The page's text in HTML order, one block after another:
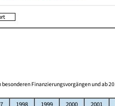
Finanzierungsvorgängen und ab
1998 1999 2000 2001